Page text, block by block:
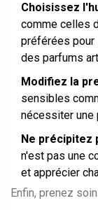
Choisissez
comme celles
préférées pour
des parfums
Modifiez la
sensibles
nécessiter une
Ne précipitez
n'est pas une
et apprécier
Enfin, prenez